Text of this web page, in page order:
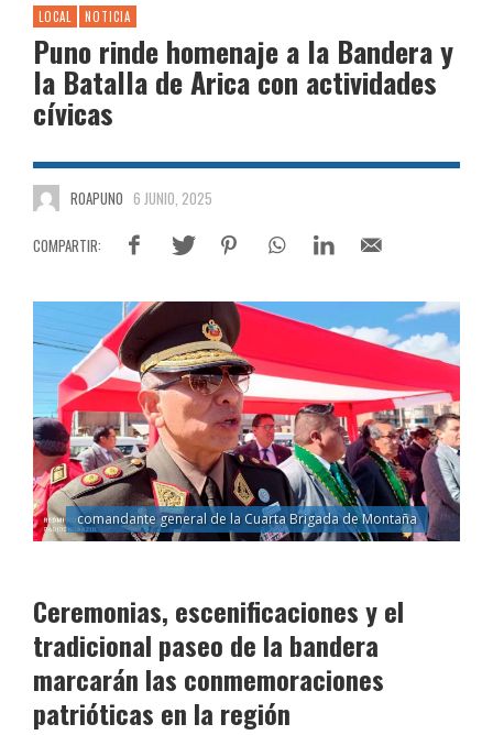
LOCAL NOTICIA
Puno rinde homenaje a la Bandera y
la Batalla de Arica con actividades
cívicas
ROAPUNO 6 JUNIO, 2025
comandante general de la Cuarta Brigada de Montaña
Ceremonias, escenificaciones y el
tradicional paseo de la bandera
marcarán las conmemoraciones
patrióticas en la región